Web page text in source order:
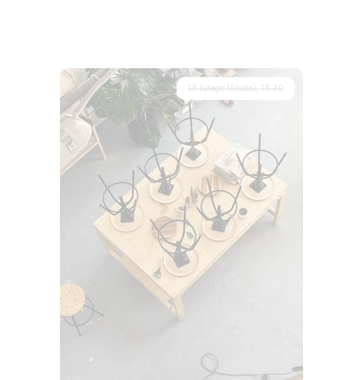
14 lutego (środa), 18:30